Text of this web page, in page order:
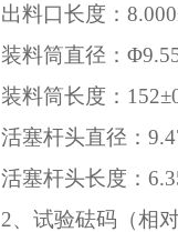
出料口长度：
装料筒直径：
装料筒长度：
活塞杆头直径：
活塞杆头长度：
2、试验砝码（相